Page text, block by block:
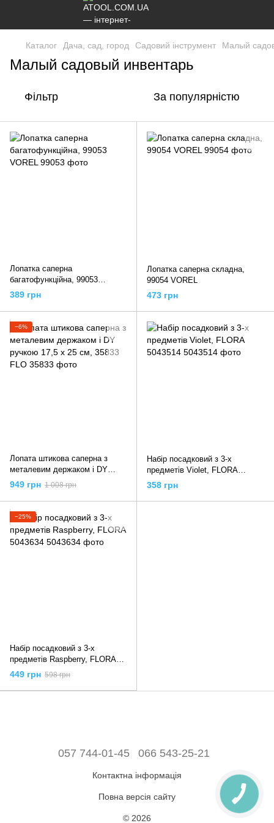
Каталог Дача, сад, город Садовий інструмент Малый
Малый садовый инвентарь
Фільтр За популярністю
Лопатка саперна
багатофункційна, 99053
VOREL
389 грн
Лопатка саперна складна,
99054 VOREL
473 грн
−6%
Лопата штикова саперна з
металевим держаком і DY
ручкою 17,5 х 25 см, 35833
949 грн 1 008 грн
Набір посадковий з 3-х
предметів Violet, FLORA
5043514
358 грн
−25%
Набір посадковий з 3-х
предметів Raspberry, FLORA
5043634
449 грн 598 грн
057 744-01-45 066 543-25-21
Контактна інформація
Повна версія сайту
© 2026